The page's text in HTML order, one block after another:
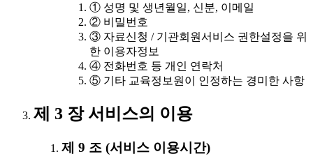
① 성명 및 생년월일, 신분, 이메일
② 비밀번호
③ 자료신청 / 기관회원서비스 권한설정을 위
한 이용자정보
④ 전화번호 등 개인 연락처
⑤ 기타 교육정보원이 인정하는 경미한 사항
제 3 장 서비스의 이용
제 9 조 (서비스 이용시간)